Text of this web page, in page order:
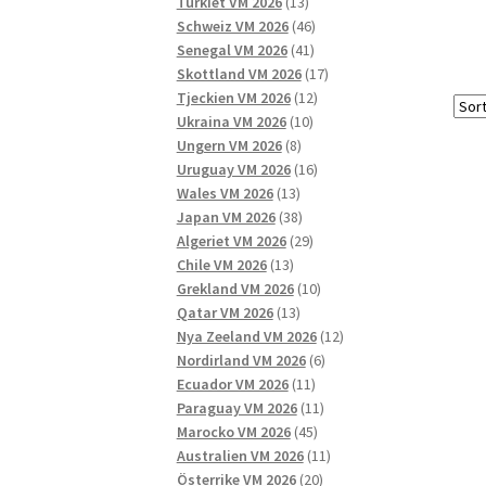
produkter
Schweiz VM 2026 4646
produkter
Senegal VM 2026 4141
produkter
Skottland VM 2026 1717
Tjeckien VM 2026 1212
produkter
Ukraina VM 2026 1010
Ungern VM 2026 88
produkter
Uruguay VM 2026 1616
Wales VM 2026 1313
produkter
Japan VM 2026 3838
produkter
Algeriet VM 2026 2929
Chile VM 2026 1313
produkter
Grekland VM 2026 1010
Qatar VM 2026 1313
produkter
Nya Zeeland VM 2026 1212
Nordirland VM 2026 66
Ecuador VM 2026 1111
produkter
Paraguay VM 2026 1111
Marocko VM 2026 4545
produkter
Australien VM 2026 1111
Österrike VM 2026 2020